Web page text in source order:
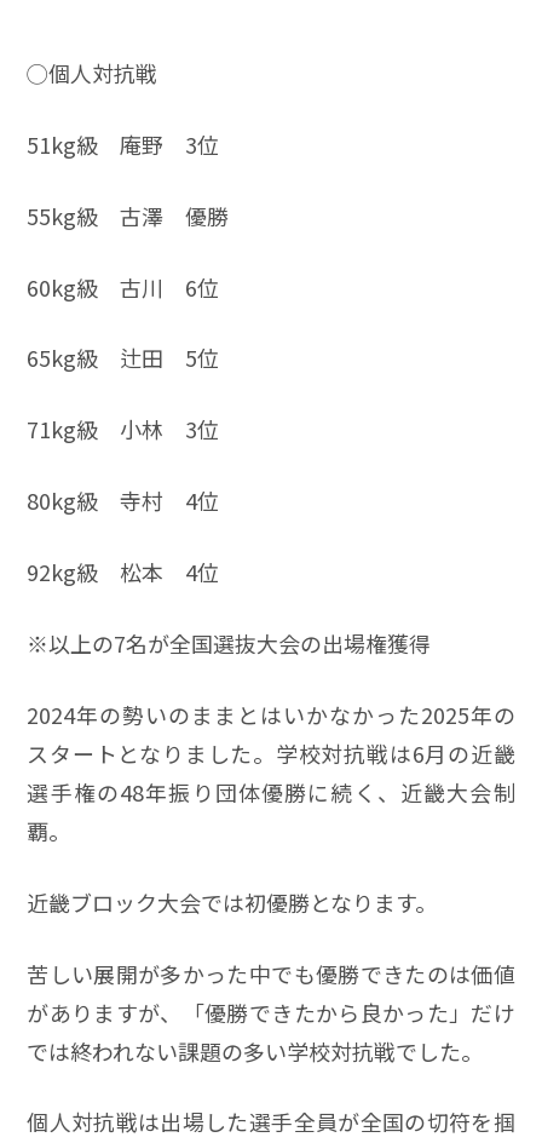
◯個人対抗戦
51kg級 庵野 3位
55kg級 古澤 優勝
60kg級 古川 6位
65kg級 辻田 5位
71kg級 小林 3位
80kg級 寺村 4位
92kg級 松本 4位
※以上の7名が全国選抜大会の出場権獲得
2024年の勢いのままとはいかなかった2025年の
スタートとなりました。学校対抗戦は6月の近畿
選手権の48年振り団体優勝に続く、近畿大会制
覇。
近畿ブロック大会では初優勝となります。
苦しい展開が多かった中でも優勝できたのは価値
がありますが、「優勝できたから良かった」だけ
では終われない課題の多い学校対抗戦でした。
個人対抗戦は出場した選手全員が全国の切符を掴